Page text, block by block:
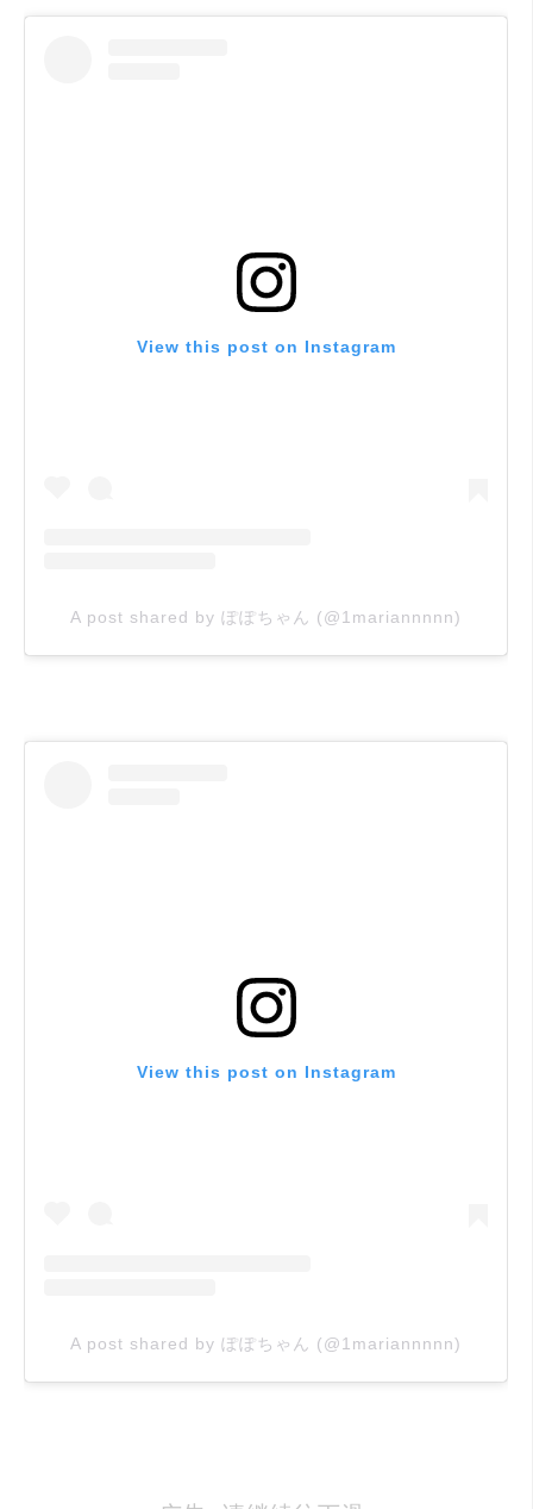
View this post on Instagram
A post shared by ぽぽちゃん (@1mariannnnn)
View this post on Instagram
A post shared by ぽぽちゃん (@1mariannnnn)